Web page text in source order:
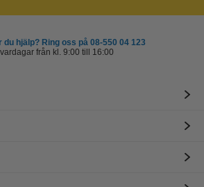
du hjälp? Ring oss på 08-550 04 123
från kl. 9:00 till 16:00